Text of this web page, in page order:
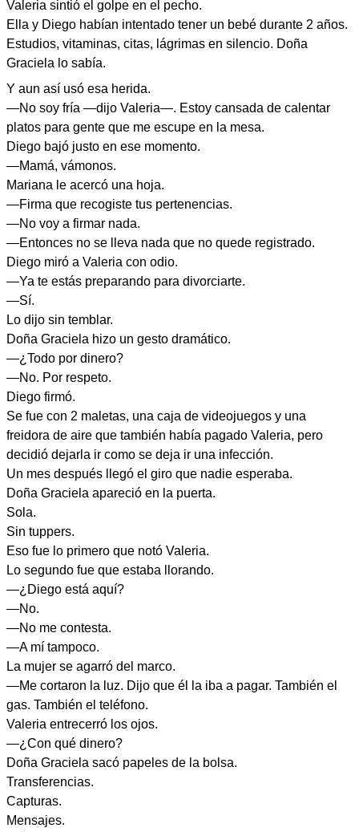
Valeria sintió el golpe en el pecho.
Ella y Diego habían intentado tener un bebé durante 2 años.
Estudios, vitaminas, citas, lágrimas en silencio. Doña
Graciela lo sabía.
Y aun así usó esa herida.
—No soy fría —dijo Valeria—. Estoy cansada de calentar
platos para gente que me escupe en la mesa.
Diego bajó justo en ese momento.
—Mamá, vámonos.
Mariana le acercó una hoja.
—Firma que recogiste tus pertenencias.
—No voy a firmar nada.
—Entonces no se lleva nada que no quede registrado.
Diego miró a Valeria con odio.
—Ya te estás preparando para divorciarte.
—Sí.
Lo dijo sin temblar.
Doña Graciela hizo un gesto dramático.
—¿Todo por dinero?
—No. Por respeto.
Diego firmó.
Se fue con 2 maletas, una caja de videojuegos y una
freidora de aire que también había pagado Valeria, pero
decidió dejarla ir como se deja ir una infección.
Un mes después llegó el giro que nadie esperaba.
Doña Graciela apareció en la puerta.
Sola.
Sin tuppers.
Eso fue lo primero que notó Valeria.
Lo segundo fue que estaba llorando.
—¿Diego está aquí?
—No.
—No me contesta.
—A mí tampoco.
La mujer se agarró del marco.
—Me cortaron la luz. Dijo que él la iba a pagar. También el
gas. También el teléfono.
Valeria entrecerró los ojos.
—¿Con qué dinero?
Doña Graciela sacó papeles de la bolsa.
Transferencias.
Capturas.
Mensajes.